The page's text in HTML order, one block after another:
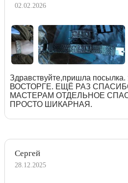
02.02.2026
Здравствуйте,пришла
ВОСТОРГЕ. ЕЩЁ РАЗ
МАСТЕРАМ ОТДЕЛЬНОЕ
ПРОСТО ШИКАРНАЯ.
Сергей
28.12.2025